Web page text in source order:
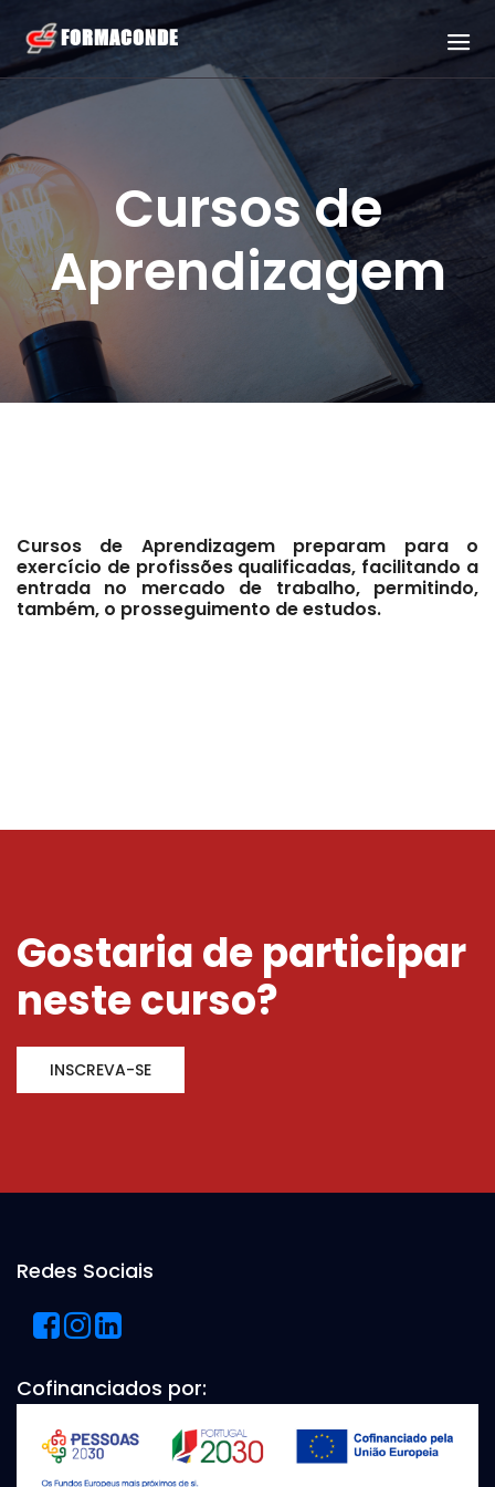
Cursos de
Aprendizagem
Cursos de Aprendizagem preparam para o
exercício de profissões qualificadas, facilitando a
entrada no mercado de trabalho, permitindo,
também, o prosseguimento de estudos.
Gostaria de participar
neste curso?
INSCREVA-SE
Redes Sociais
Cofinanciados por: